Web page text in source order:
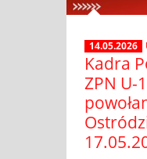
14.05.2026
Kadra
ZPN U-